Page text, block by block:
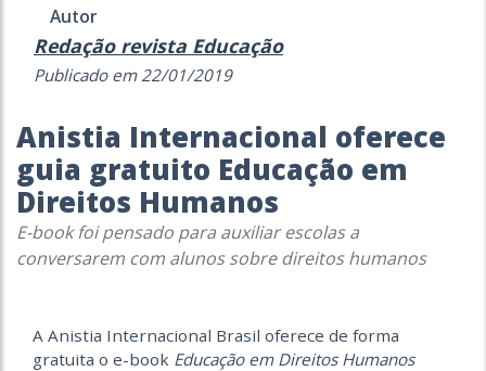
Autor
Redação revista Educação
Publicado em 22/01/2019
Anistia Internacional oferece
guia gratuito Educação em
Direitos Humanos
E-book foi pensado para auxiliar escolas a
conversarem com alunos sobre direitos humanos
A Anistia Internacional Brasil oferece de forma
gratuita o e-book Educação em Direitos Humanos